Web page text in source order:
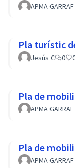
APMA
Pla turístic
Jesús C 0
Pla de
APMA
Pla de
APMA